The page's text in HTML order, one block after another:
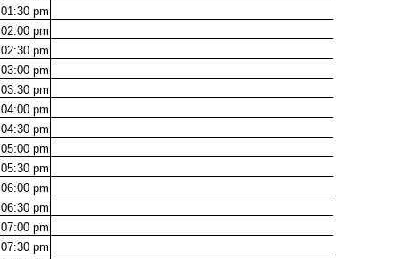
01:30 pm
02:00 pm
02:30 pm
03:00 pm
03:30 pm
04:00 pm
04:30 pm
05:00 pm
05:30 pm
06:00 pm
06:30 pm
07:00 pm
07:30 pm